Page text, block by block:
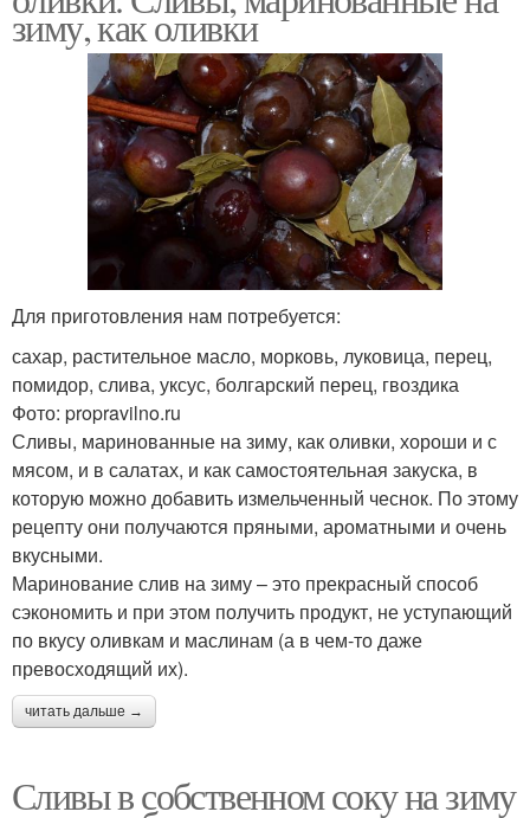
зиму, как оливки
Для приготовления нам потребуется:
сахар, растительное масло, морковь, луковица, перец,
помидор, слива, уксус, болгарский перец, гвоздика
Фото: propravilno.ru
Сливы, маринованные на зиму, как оливки, хороши и с
мясом, и в салатах, и как самостоятельная закуска, в
которую можно добавить измельченный чеснок. По этому
рецепту они получаются пряными, ароматными и очень
вкусными.
Маринование слив на зиму – это прекрасный способ
сэкономить и при этом получить продукт, не уступающий
по вкусу оливкам и маслинам (а в чем-то даже
превосходящий их).
читать дальше →
Сливы в собственном соку на зиму